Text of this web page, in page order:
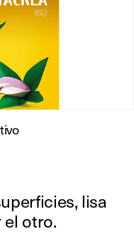
lisa
otro.